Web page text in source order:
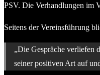
PSV. Die Verhandlungen im
Seitens der Vereinsführung
„Die Gespräche verliefen
seiner positiven Art auf